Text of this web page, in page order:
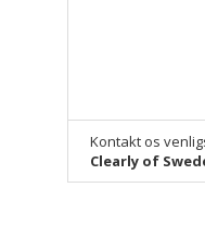
Kontakt os
Clearly of